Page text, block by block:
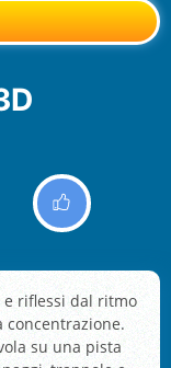
e riflessi dal ritmo
concentrazione.
su una pista